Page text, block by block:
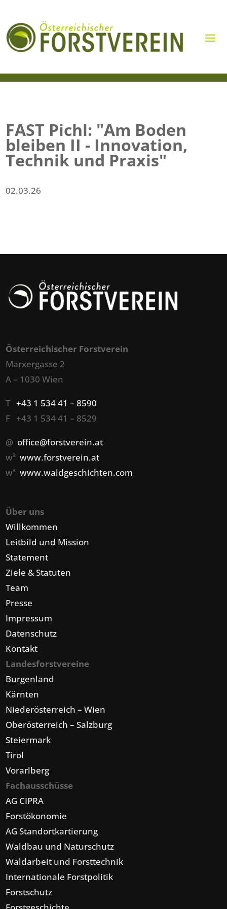
FAST Pichl: "Am Boden
bleiben II - Innovation,
Technik und Praxis"
02.03.26
Österreichischer Forstverein
Marxergasse 2
A – 1030 Wien
T+43 1 534 41 – 8590
F +43 1 534 41 – 8529
@ office@forstverein.at
w³www.forstverein.at
w³www.waldgeschichten.com
Über uns
Willkommen
Leitbild und Mission
Statement
Ziele & Statuten
Team
Presse
Impressum
Datenschutz
Kontakt
Landesforstvereine
Burgenland
Kärnten
Niederösterreich – Wien
Oberösterreich – Salzburg
Steiermark
Tirol
Vorarlberg
Fachausschüsse
AG CIPRA
Forstökonomie
AG Standortkartierung
Waldbau und Naturschutz
Waldarbeit und Forsttechnik
Internationale Forstpolitik
Forstschutz